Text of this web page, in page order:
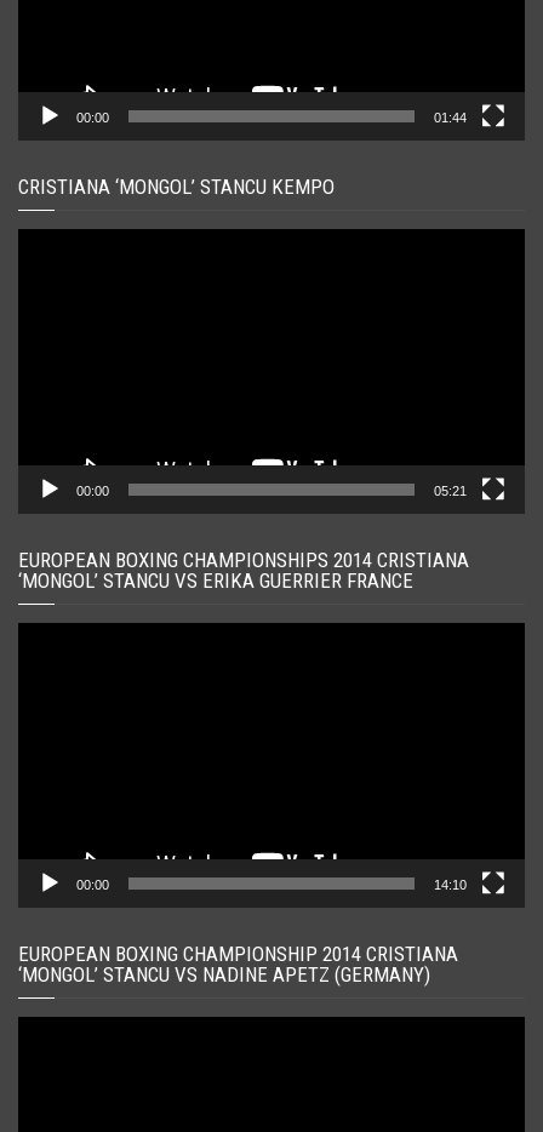
00:00 01:44
CRISTIANA ‘MONGOL’ STANCU KEMPO
00:00 05:21
EUROPEAN BOXING CHAMPIONSHIPS 2014 CRISTIANA
‘MONGOL’ STANCU VS ERIKA GUERRIER FRANCE
00:00 14:10
EUROPEAN BOXING CHAMPIONSHIP 2014 CRISTIANA
‘MONGOL’ STANCU VS NADINE APETZ (GERMANY)